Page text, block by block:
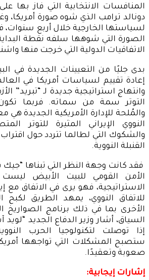
المنافسات الانتخابية التي فاز بها
دونالد ترامب الذي شوه صورة أمريكا،
لسياستها الخارجية خلال أربع سنوات،
الصورة التي شوهها سلفه نقطة
الاتفاقيات الدولية التي خرجت منها
بدى جليًا من التعيينات الجديدة في
إعادة تقييم لسياسات أمريكا في
وانتهاج استراتيجية جديدة لـ “تبريد”
التوتر سمة من سماته. فربما تكون
والمُلحة للإدارة الأمريكية الجديدة هي
النووي الإيراني المثيرة للتوتر
والشكوك التي لطالما تتردد حول
القنبلة النووية.
فقد كانت وجهة النظر التي تبناها
الأمن القومي للبيت الأبيض
الاستراتيجية، فهو يرى في الاتفاق مع
للاتفاق النووي، يمهد الطريق لكبح
الأخرى بما في ذلك برنامج الصواريخ
السياق، أشار وزير الدفاع الجديد “لويد
إذا توصلت لتكنولوجيا الحرب
ستصبح المشكلات التي تواجهها
صعوبة وتعقيدًا.
إشارات إيجابية: